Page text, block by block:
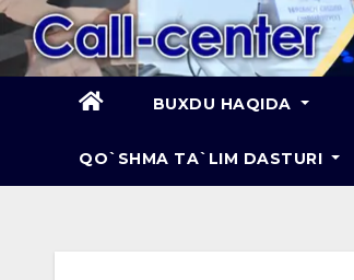
BUXDU HAQIDA
QO`SHMA TA`LIM DASTURI